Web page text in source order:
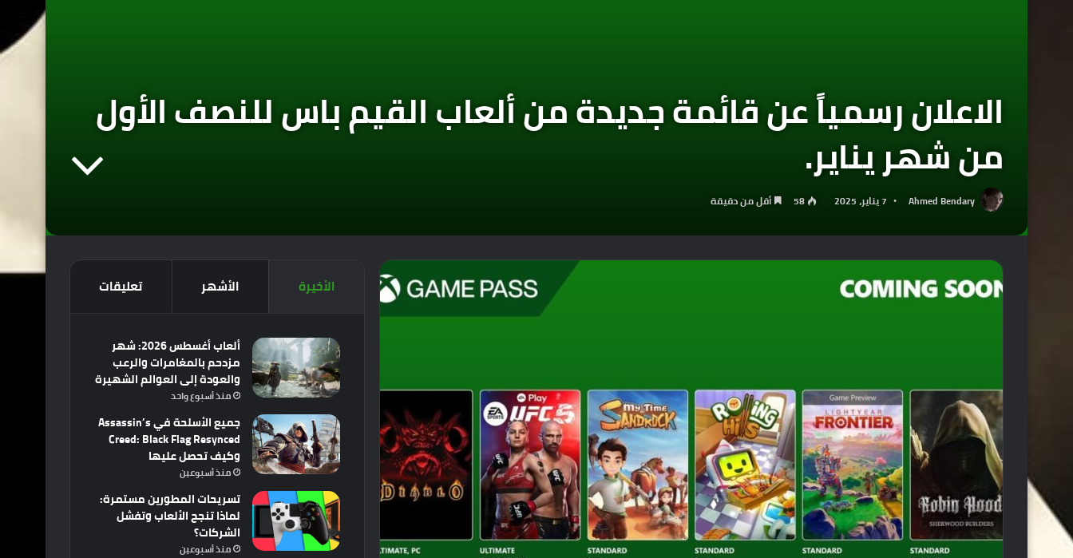
الاعلان رسمياً عن قائمة جديدة من ألعاب القيم باس للنصف الأول
من شهر يناير.
Ahmed Bendary 7 يناير، 2025 58 أقل من دقيقة
الأخيرة الأشهر تعليقات
ألعاب أغسطس 2026: شهر
مزدحم بالمغامرات والرعب
والعودة إلى العوالم الشهيرة
منذ أسبوع واحد
جميع الأسلحة في Assassin’s
Creed: Black Flag Resynced
وكيف تحصل عليها
منذ أسبوعين
تسريحات المطورين مستمرة:
لماذا تنجح الألعاب وتفشل
الشركات؟
منذ أسبوعين